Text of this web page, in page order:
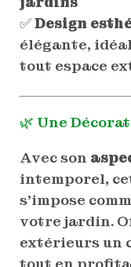
✅Design
élégante,
tout espace
🌿 Une
Avec son
intemporel,
s’impose
votre jardin.
extérieurs un